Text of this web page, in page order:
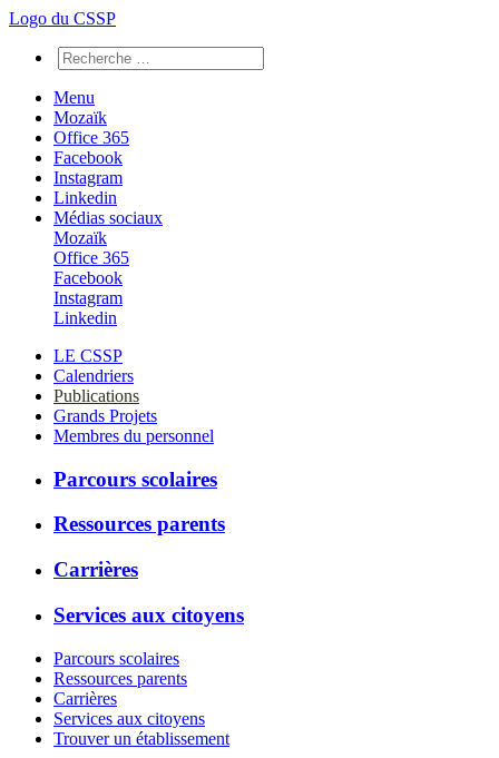
Logo du CSSP
Menu
Mozaïk
Office 365
Facebook
Instagram
Linkedin
Médias sociaux
Mozaïk
Office 365
Facebook
Instagram
Linkedin
LE CSSP
Calendriers
Publications
Grands Projets
Membres du personnel
Parcours scolaires
Ressources parents
Carrières
Services aux citoyens
Parcours scolaires
Ressources parents
Carrières
Services aux citoyens
Trouver un établissement